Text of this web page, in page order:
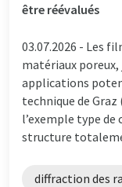
être réévalués
03.07.2026 - Les
matériaux
applications
technique de
l’exemple type
structure
diffraction des